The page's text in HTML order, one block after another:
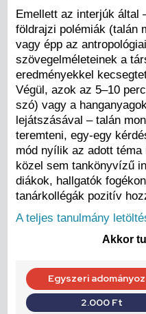
Emellett az interjúk által
földrajzi polémiák (talán
vagy épp az
szövegelméleteinek a
eredményekkel
Végül, azok az 5–10
szó) vagy a
lejátszásával – talán
teremteni, egy-egy
mód nyílik az adott
közel sem tankönyvízű
diákok, hallgatók
tanárkollégák pozitív
A teljes tanulmány
Akkor